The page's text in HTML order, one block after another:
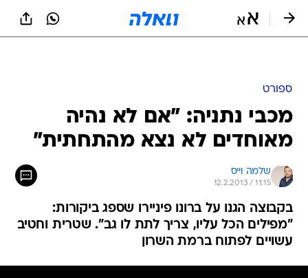
ספורט
מכבי נתניה: "אם לא נהיה
מאוחדים לא נצא מהתחתית"
שלמה וייס
12.2.2013 / 11:15
בקבוצה הגנו על ברונו פיניירו שספג ביקורות:
"מפילים הכל עליו, צריך לתת לו גב". שטרית וחטיב
עשויים לפתוח ברמת השרון